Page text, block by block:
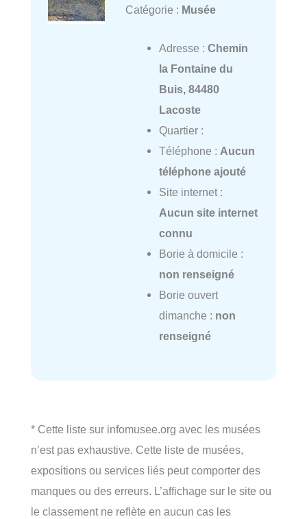
Catégorie : Musée
Adresse : Chemin
la Fontaine du
Buis, 84480
Lacoste
Quartier :
Téléphone : Aucun
téléphone ajouté
Site internet :
Aucun site internet
connu
Borie à domicile :
non renseigné
Borie ouvert
dimanche : non
renseigné
* Cette liste sur infomusee.org avec les musées
n’est pas exhaustive. Cette liste de musées,
expositions ou services liés peut comporter des
manques ou des erreurs. L’affichage sur le site ou
le classement ne reflète en aucun cas les